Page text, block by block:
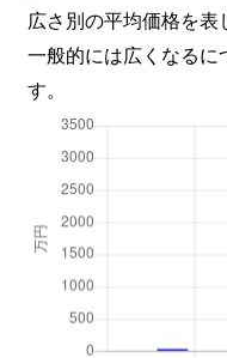
広さ別の平均価格を表
一般的には広くなるに
す。